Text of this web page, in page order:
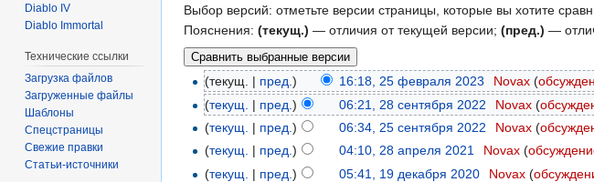
Выбор версий: отметьте версии страницы, которые вы хотите
Пояснения: (текущ.) — отличия от текущей версии; (пред.) —
(текущ. | пред.) 16:18, 25 февраля 2023 Novax (
(текущ. | пред.) 06:21, 28 сентября 2022 Novax (
(текущ. | пред.) 06:34, 25 сентября 2022 Novax (
(текущ. | пред.) 04:10, 28 апреля 2021 Novax (
(текущ. | пред.) 05:41, 19 декабря 2020 Novax (
Diablo IV
Diablo Immortal
Технические ссылки
Загрузка файлов
Загруженные файлы
Шаблоны
Спецстраницы
Свежие правки
Статьи-источники